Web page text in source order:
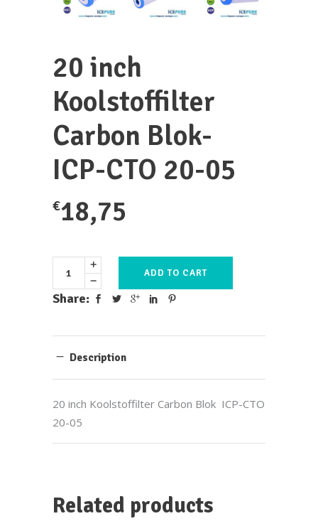
20 inch
Koolstoffilter
Carbon Blok-
ICP-CTO 20-05
€18,75
ADD TO CART
Share:
Description
20 inch Koolstoffilter Carbon Blok ICP-CTO
20-05
Related products